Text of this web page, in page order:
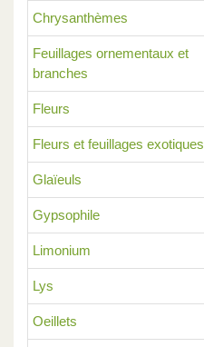
Chrysanthèmes
Feuillages ornementaux et
branches
Fleurs
Fleurs et feuillages exotiques
Glaïeuls
Gypsophile
Limonium
Lys
Oeillets